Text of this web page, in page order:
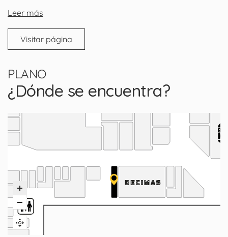
Leer más
Visitar página
PLANO
¿Dónde se encuentra?